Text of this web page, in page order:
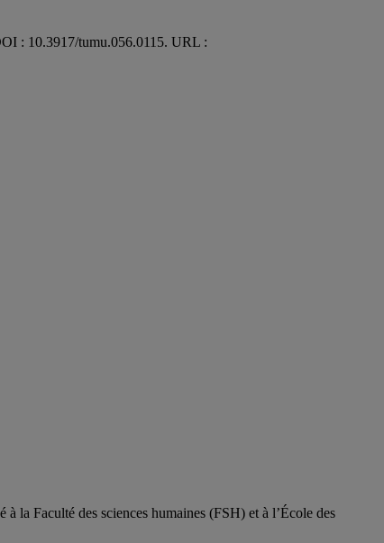
: 10.3917/tumu.056.0115. URL :
la Faculté des sciences humaines (FSH) et à l’École des